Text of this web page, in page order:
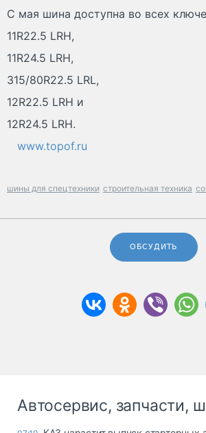
С мая шина доступна во всех
11R22.5 LRH,
11R24.5 LRH,
315/80R22.5 LRL,
12R22.5 LRH и
12R24.5 LRH.
www.topof.ru
шины для спецтехники строительная техника
ОБСУДИТЬ
Автосервис, запчасти,